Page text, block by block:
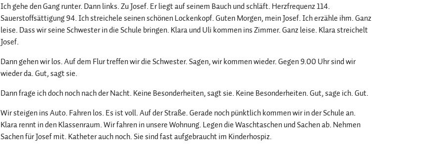
Ich gehe den Gang runter. Dann links. Zu Josef. Er liegt auf seinem Bauch und schläft. Herzfrequenz 114.
Sauerstoffsättigung 94. Ich streichele seinen schönen Lockenkopf. Guten Morgen, mein Josef. Ich erzähle ihm. Ganz
leise. Dass wir seine Schwester in die Schule bringen. Klara und Uli kommen ins Zimmer. Ganz leise. Klara streichelt
Josef.
Dann gehen wir los. Auf dem Flur treffen wir die Schwester. Sagen, wir kommen wieder. Gegen 9.00 Uhr sind wir
wieder da. Gut, sagt sie.
Dann frage ich doch noch nach der Nacht. Keine Besonderheiten, sagt sie. Keine Besonderheiten. Gut, sage ich. Gut.
Wir steigen ins Auto. Fahren los. Es ist voll. Auf der Straße. Gerade noch pünktlich kommen wir in der Schule an.
Klara rennt in den Klassenraum. Wir fahren in unsere Wohnung. Legen die Waschtaschen und Sachen ab. Nehmen
Sachen für Josef mit. Katheter auch noch. Sie sind fast aufgebraucht im Kinderhospiz.